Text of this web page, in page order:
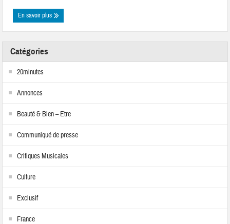
En savoir plus
Catégories
20minutes
Annonces
Beauté & Bien – Etre
Communiqué de presse
Critiques Musicales
Culture
Exclusif
France